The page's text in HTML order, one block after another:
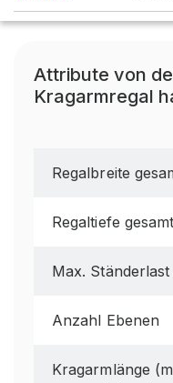
Attribute von
Kragarmregal
Regalbreite
Regaltiefe
Max. Ständerlast
Anzahl Ebenen
Kragarmlänge